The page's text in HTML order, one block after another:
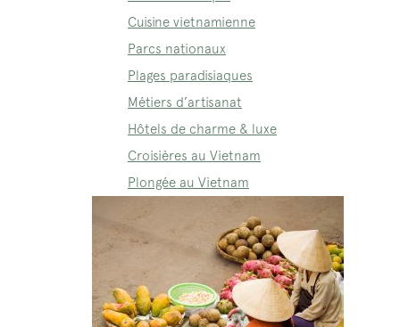
Cuisine vietnamienne
Parcs nationaux
Plages paradisiaques
Métiers d’artisanat
Hôtels de charme & luxe
Croisières au Vietnam
Plongée au Vietnam